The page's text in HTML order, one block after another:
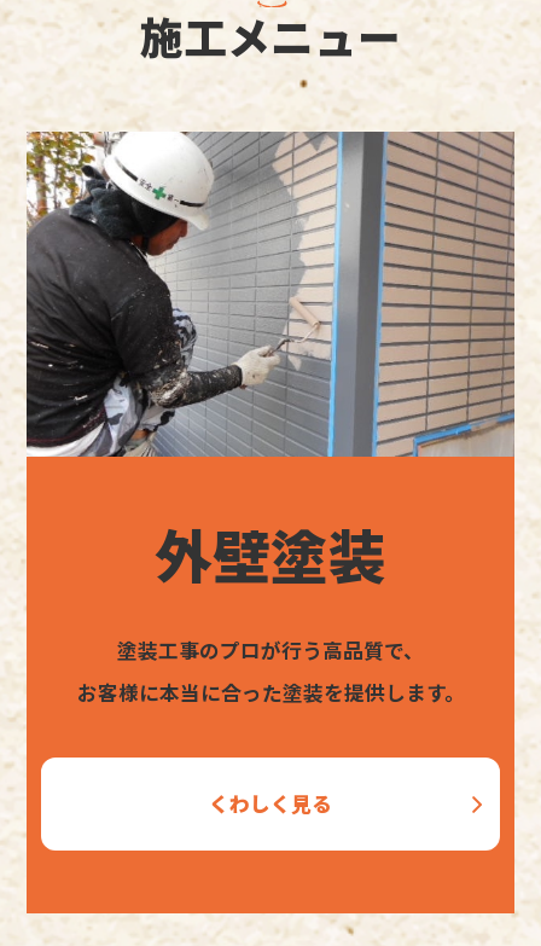
施工メニュー
外壁塗装
塗装工事のプロが行う高品質で、
お客様に本当に合った塗装を提供します。
くわしく見る